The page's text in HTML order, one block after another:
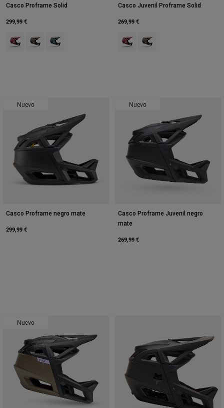
Casco Proframe Solid
299,99 €
Product swatch type of Berry.
Product swatch type of Marrón nuez moscada.
Product swatch type of Verde salvia.
Casco Juvenil Proframe Solid
269,99 €
Product swatch type of Berry.
Product swatch type of
Nuevo
Casco Proframe negro mate
299,99 €
Nuevo
Casco Proframe Juvenil negro
mate
269,99 €
Nuevo